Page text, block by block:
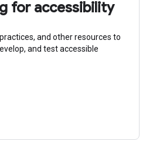
for accessibility
and other resources to
and test accessible